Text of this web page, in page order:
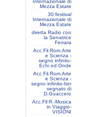
Internazionale di
Mezza Estate
30 festival
Internazionale di
Mezza Estate
diretta Radio con
la Senatrice
Ferrara
Acc.Fil.Rom.Arte
e Scienza -
segno infinito-
Echi ed Onde
Acc.Fil.Rom.Arte
e Scienza -
segno infinito-Iter
segnato di
D.Guaccero
Acc.Fil:R.-Musica
in Viaggio-
VISIONI